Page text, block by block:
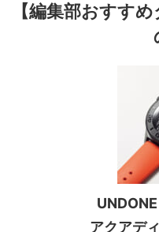
【編集部おすす
アクアデ